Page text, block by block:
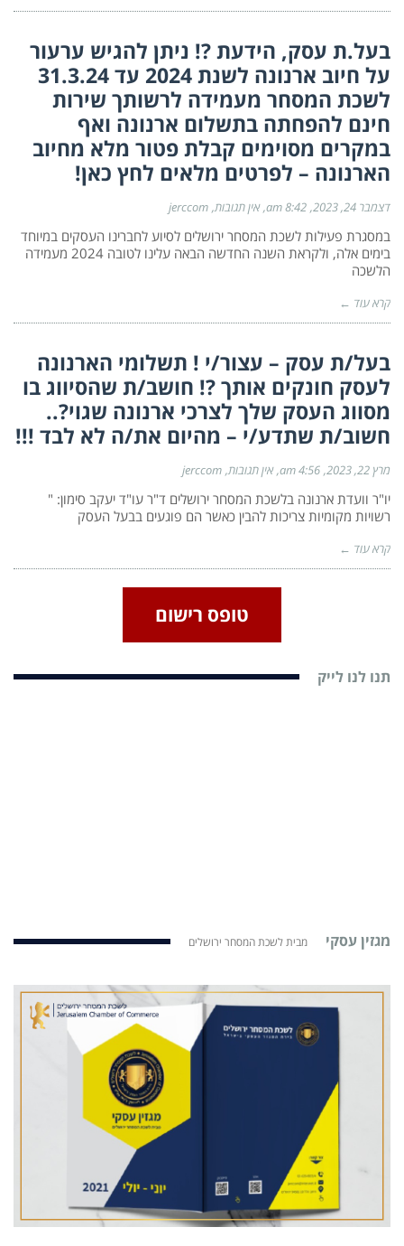
בעל.ת עסק, הידעת ?! ניתן להגיש ערעור
על חיוב ארנונה לשנת 2024 עד 31.3.24
לשכת המסחר מעמידה לרשותך שירות
חינם להפחתה בתשלום ארנונה ואף
במקרים מסוימים קבלת פטור מלא מחיוב
הארנונה – לפרטים מלאים לחץ כאן!
דצמבר 24, 2023 8:42 am אין תגובות jerccom
במסגרת פעילות לשכת המסחר ירושלים לסיוע לחברינו העסקים במיוחד
בימים אלה, ולקראת השנה החדשה הבאה עלינו לטובה 2024 מעמידה
הלשכה
קרא עוד ←
בעל/ת עסק – עצור/י ! תשלומי הארנונה
לעסק חונקים אותך ?! חושב/ת שהסיווג בו
מסווג העסק שלך לצרכי ארנונה שגוי?..
חשוב/ת שתדע/י – מהיום את/ה לא לבד !!!
מרץ 22, 2023 4:56 am אין תגובות jerccom
יו"ר וועדת ארנונה בלשכת המסחר ירושלים ד"ר עו"ד יעקב סימון: "
רשויות מקומיות צריכות להבין כאשר הם פוגעים בבעל העסק
קרא עוד ←
טופס רישום
תנו לנו לייק
מגזין עסקי מבית לשכת המסחר ירושלים